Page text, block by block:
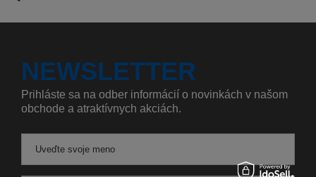
NEWSLETTER
Prihláste sa na odber informácií o novinkách v našom
obchode a atraktívnych akciách.
Uveďte svoje meno